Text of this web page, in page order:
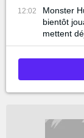
12:02
Monster
bientôt
mettent